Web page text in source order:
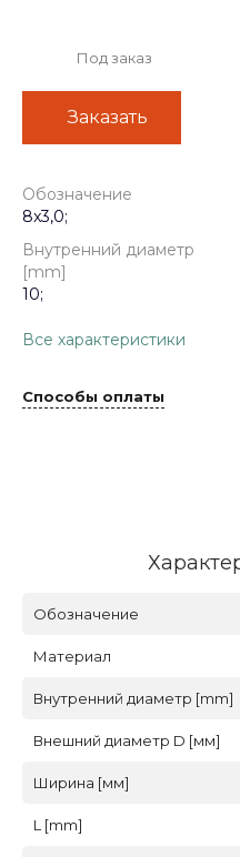
Под заказ
Заказать
Обозначение
8x3,0;
Внутренний диаметр
[mm]
10;
Все характеристики
Способы оплаты
Обозначение
Материал
Внутренний диаметр [mm]
Внешний диаметр D [мм]
Ширина [мм]
L [mm]